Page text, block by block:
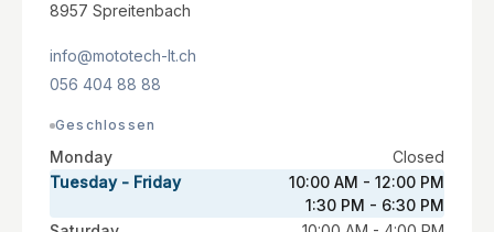
8957 Spreitenbach
info@mototech-lt.ch
056 404 88 88
Geschlossen
Monday
Closed
Tuesday - Friday
10:00 AM - 12:00 PM
1:30 PM - 6:30 PM